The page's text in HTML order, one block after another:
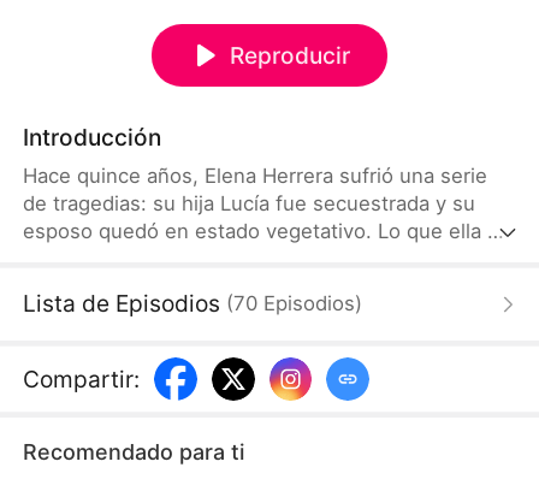
Reproducir
Introducción
Hace quince años, Elena Herrera sufrió una serie
de tragedias: su hija Lucía fue secuestrada y su
esposo quedó en estado vegetativo. Lo que ella no
conoce a Clara Campos, sorda y con una vida
descubrir su verdadera identidad, mientras Valeria
se hunde cada vez más en el abismo de mentiras
Lista de Episodios (70 Episodios)
Compartir:
Recomendado para ti